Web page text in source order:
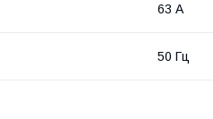
63 А
50 Гц